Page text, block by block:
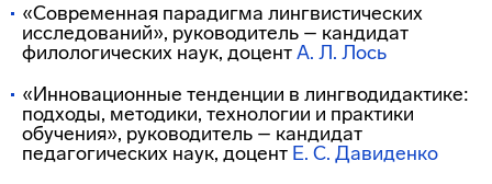
«Современная парадигма лингвистических
исследований», руководитель – кандидат
филологических наук, доцентА. Л. Лось
«Инновационные тенденции в лингводидактике:
подходы, методики, технологии и практики
обучения», руководитель – кандидат
педагогических наук, доцент Е. С. Давиденко